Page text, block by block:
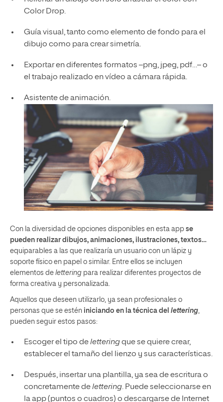
Color Drop.
Guía visual, tanto como elemento de fondo para el
dibujo como para crear simetría.
Exportar en diferentes formatos –png, jpeg, pdf…– o
el trabajo realizado en vídeo a cámara rápida.
Asistente de animación.
Con la diversidad de opciones disponibles en esta app se
pueden realizar dibujos, animaciones, ilustraciones, textos…
equiparables a las que realizaría un usuario con un lápiz y
soporte físico en papel o similar. Entre ellos se incluyen
elementos de lettering para realizar diferentes proyectos de
forma creativa y personalizada.
Aquellos que deseen utilizarlo, ya sean profesionales o
personas que se estén iniciando en la técnica del lettering,
pueden seguir estos pasos:
Escoger el tipo deletteringque se quiere crear,
establecer el tamaño del lienzo y sus características.
Después, insertar una plantilla, ya sea de escritura o
concretamente delettering. Puede seleccionarse en
la app (puntos o cuadros) o descargarse de Internet